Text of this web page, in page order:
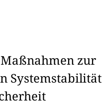
zur
Systemstabilität